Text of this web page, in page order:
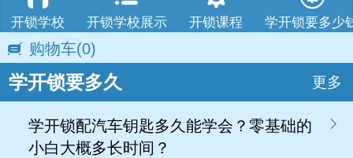
开锁学校 开锁学校展示 开锁课程 学开锁要多少
购物车(0)
学开锁要多久 更多
学开锁配汽车钥匙多久能学会？零基础的
小白大概多长时间？